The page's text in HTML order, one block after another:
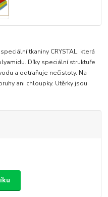
tkaniny CRYSTAL, která
Díky speciální struktuře
a odtraňuje nečistoty. Na
ani chloupky. Utěrky jsou